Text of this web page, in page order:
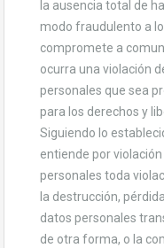
la ausencia total de
modo fraudulento a
compromete a
ocurra una violación
personales que sea
para los derechos y
Siguiendo lo
entiende por
personales toda
la destrucción,
datos personales
de otra forma, o la